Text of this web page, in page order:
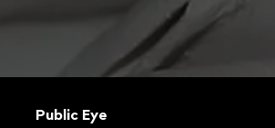
Public Eye